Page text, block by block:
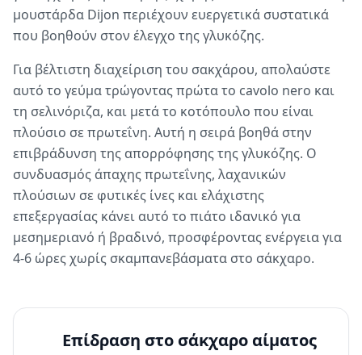
μουστάρδα Dijon περιέχουν ευεργετικά συστατικά
που βοηθούν στον έλεγχο της γλυκόζης.
Για βέλτιστη διαχείριση του σακχάρου, απολαύστε
αυτό το γεύμα τρώγοντας πρώτα το cavolo nero και
τη σελινόριζα, και μετά το κοτόπουλο που είναι
πλούσιο σε πρωτεΐνη. Αυτή η σειρά βοηθά στην
επιβράδυνση της απορρόφησης της γλυκόζης. Ο
συνδυασμός άπαχης πρωτεΐνης, λαχανικών
πλούσιων σε φυτικές ίνες και ελάχιστης
επεξεργασίας κάνει αυτό το πιάτο ιδανικό για
μεσημεριανό ή βραδινό, προσφέροντας ενέργεια για
4-6 ώρες χωρίς σκαμπανεβάσματα στο σάκχαρο.
Επίδραση στο σάκχαρο αίματος